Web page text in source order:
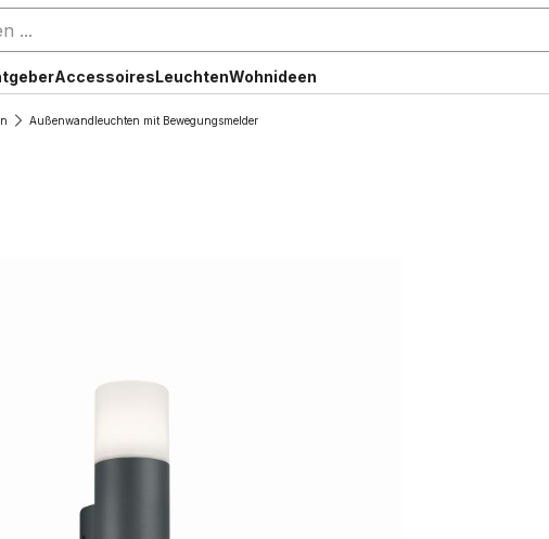
AccessoiresLeuchtenWohnideen
Außenwandleuchten mit Bewegungsmelder